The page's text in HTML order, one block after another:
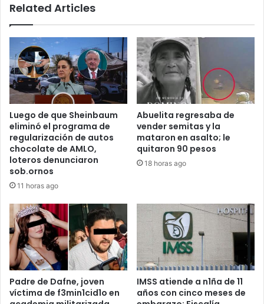
significa
Related Articles
Luego de que Sheinbaum
eliminó el programa de
regularización de autos
chocolate de AMLO,
loteros denunciaron
sob.ornos
11 horas ago
Abuelita regresaba de
vender semitas y la
mataron en asalto; le
quitaron 90 pesos
18 horas ago
Padre de Dafne, joven
víctima de f3min1cid1o en
IMSS atiende a n1ña de 11
años con cinco meses de